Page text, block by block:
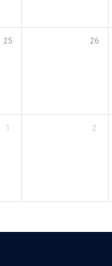
25 26
1 2